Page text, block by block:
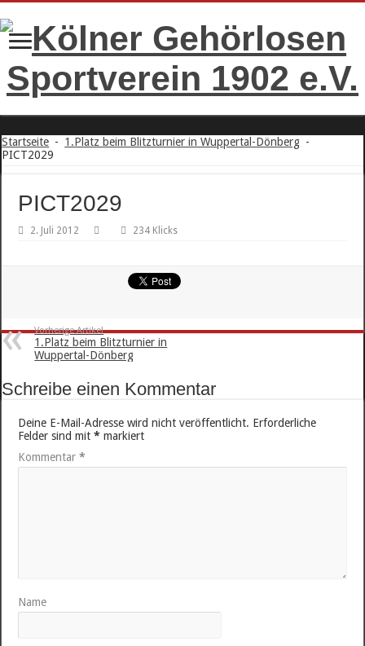
Startseite - 1.Platz beim Blitzturnier in Wuppertal-Dönberg -
PICT2029
PICT2029
2. Juli 2012 234 Klicks
Vorherige Artikel
1.Platz beim Blitzturnier in
Wuppertal-Dönberg
Schreibe einen Kommentar
Deine E-Mail-Adresse wird nicht veröffentlicht. Erforderliche
Felder sind mit* markiert
Kommentar*
Name